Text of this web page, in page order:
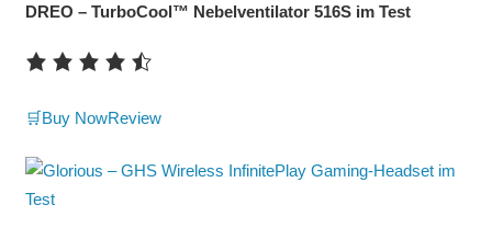
DREO – TurboCool™ Nebelventilator 516S im Test
🛒Buy NowReview